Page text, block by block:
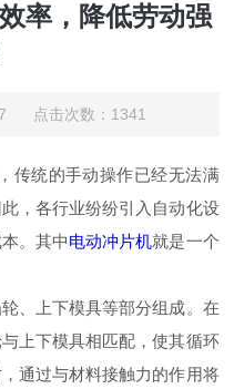
率，降低劳动强
点击次数：1341
统的手动操作已经无法满
，各行业纷纷引入自动化设
。其中电动冲片机就是一个
上下模具等部分组成。在
上下模具相匹配，使其循环
通过与材料接触力的作用将